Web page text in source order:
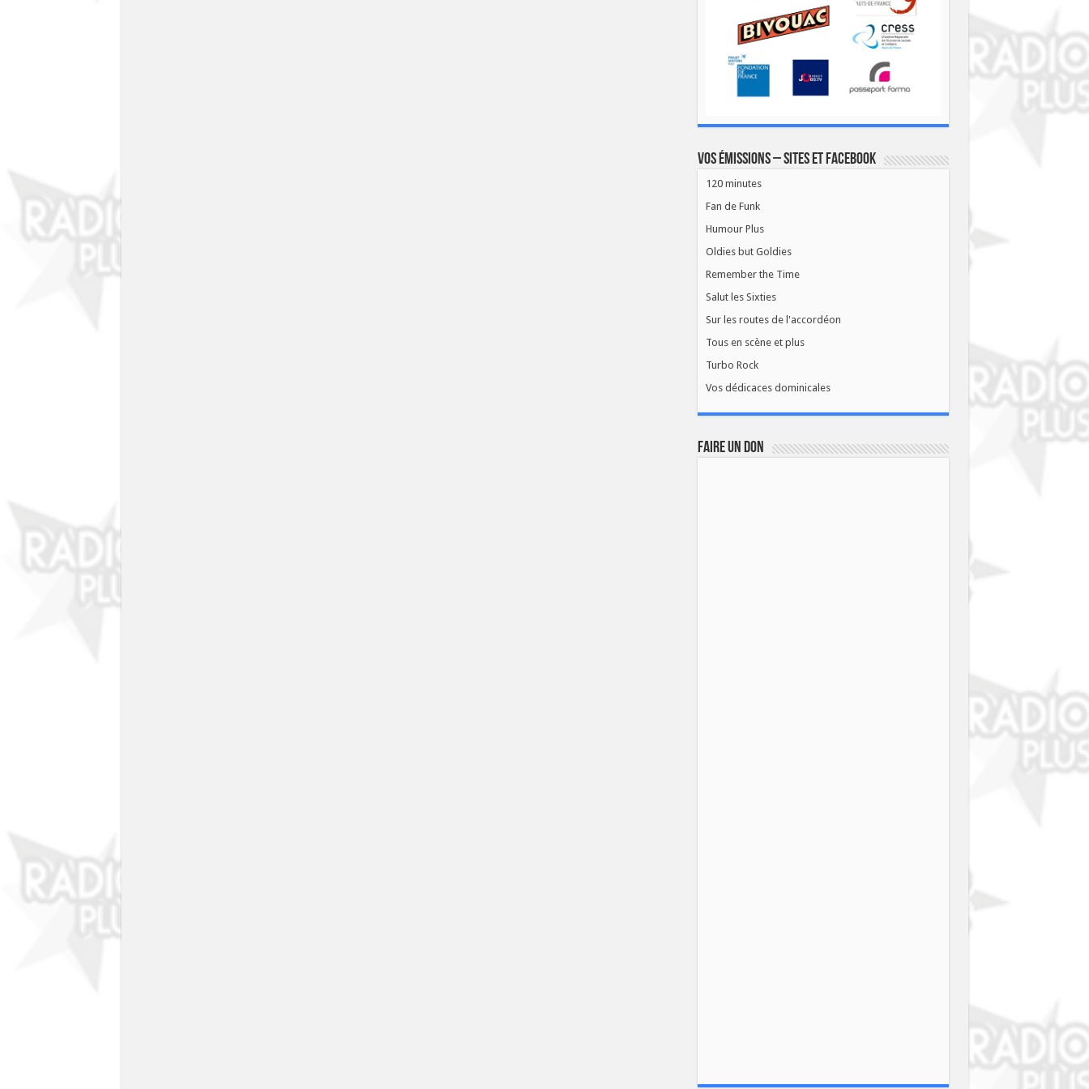
Vos émissions – Sites et Facebook
120 minutes
Fan de Funk
Humour Plus
Oldies but Goldies
Remember the Time
Salut les Sixties
Sur les routes de l'accordéon
Tous en scène et plus
Turbo Rock
Vos dédicaces dominicales
FAIRE UN DON